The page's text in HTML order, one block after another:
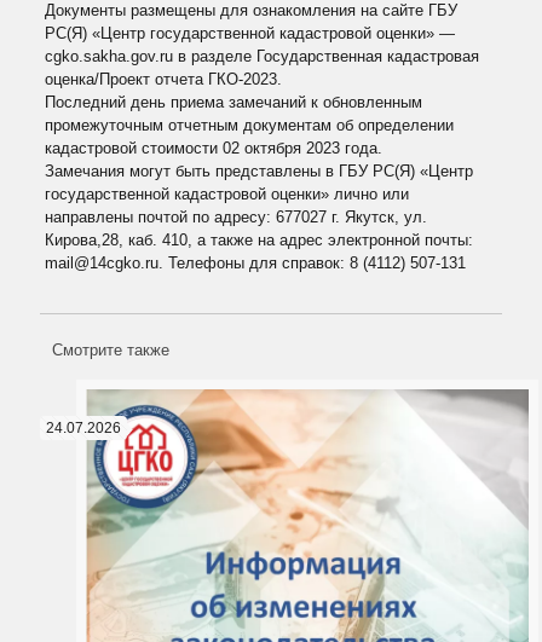
Документы размещены для ознакомления на сайте ГБУ
РС(Я) «Центр государственной кадастровой оценки» —
cgko.sakha.gov.ru в разделе Государственная кадастровая
оценка/Проект отчета ГКО-2023.
Последний день приема замечаний к обновленным
промежуточным отчетным документам об определении
кадастровой стоимости 02 октября 2023 года.
Замечания могут быть представлены в ГБУ РС(Я) «Центр
государственной кадастровой оценки» лично или
направлены почтой по адресу: 677027 г. Якутск, ул.
Кирова,28, каб. 410, а также на адрес электронной почты:
mail@14cgko.ru. Телефоны для справок: 8 (4112) 507-131
Смотрите также
24.07.2026